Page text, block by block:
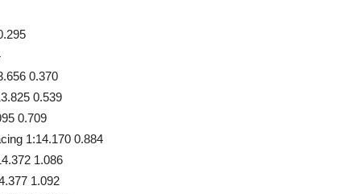
0.370
0.539
0.709
1:14.170 0.884
1.086
1.092